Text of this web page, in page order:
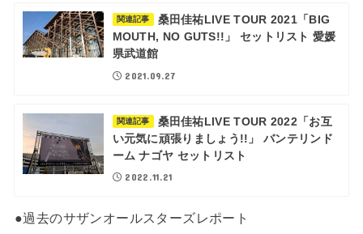
関連記事
桑田佳祐LIVE TOUR 2021「BIG
MOUTH, NO GUTS!!」 セットリスト 愛媛
県武道館
2021.09.27
関連記事
桑田佳祐LIVE TOUR 2022「お互
い元気に頑張りましょう!!」 バンテリンド
ーム ナゴヤ セットリスト
2022.11.21
●過去のサザンオールスターズレポート